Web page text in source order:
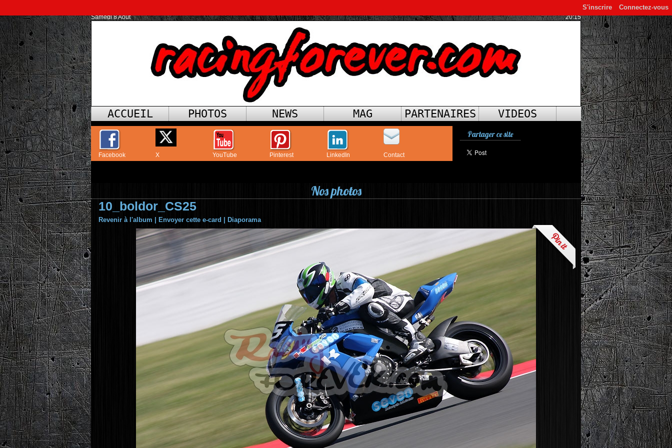
Connectez-vous
S'inscrire
Samedi 8 Août 20:15
ACCUEIL PHOTOS NEWS MAG PARTENAIRES VIDEOS
Facebook X YouTube Pinterest LinkedIn Contact
Partager ce site
Nos photos
10_boldor_CS25
Revenir à l'album Envoyer cette e-card Diaporama